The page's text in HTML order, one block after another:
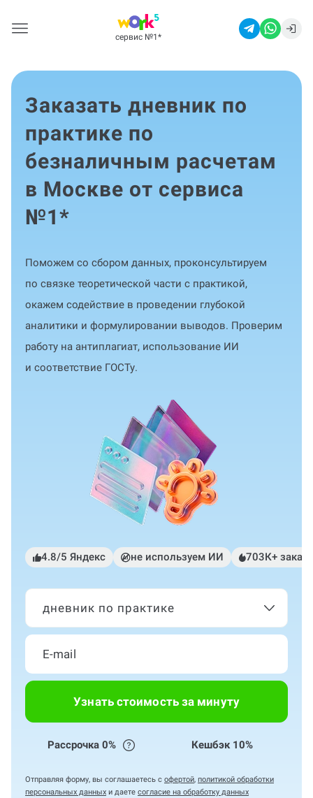
сервис №1 *
Заказать дневник по
практике по
безналичным расчетам
в Москве от сервиса
№1*
Поможем со сбором данных, проконсультируем
по связке теоретической части с практикой,
окажем содействие в проведении глубокой
аналитики и формулировании выводов. Проверим
работу на антиплагиат, использование ИИ
и соответствие ГОСТу.
4.8/5 Яндекс не используем ИИ 703К+
дневник по практике
Узнать стоимость за минуту
Рассрочка 0% Кешбэк 10%
Отправляя форму, вы соглашаетесь с офертой, политикой обработки
персональных данных и даете согласие на обработку данных